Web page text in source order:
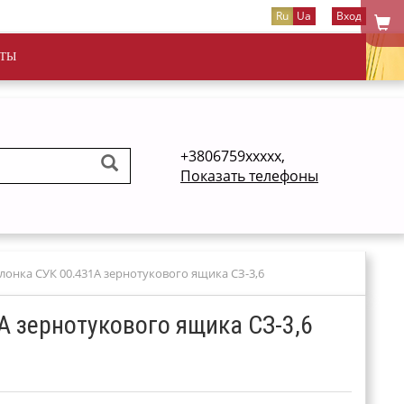
Ru Ua Вход
+3806759xxxxx,
Показать телефоны
СУК 00.431А зернотукового ящика СЗ-3,6
зернотукового ящика СЗ-3,6